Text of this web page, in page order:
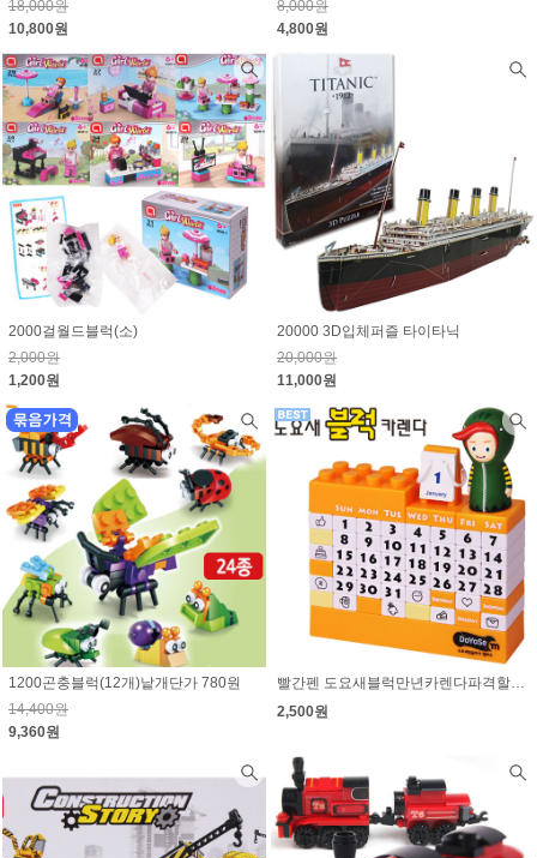
18,000원
10,800원
8,000원
4,800원
2000걸월드블럭(소)
2,000원
1,200원
20000 3D입체퍼즐 타이타닉
20,000원
11,000원
1200곤충블럭(12개)낱개단가 780원
14,400원
9,360원
빨간펜 도요새블럭만년카렌다파격할인!!
2,500원